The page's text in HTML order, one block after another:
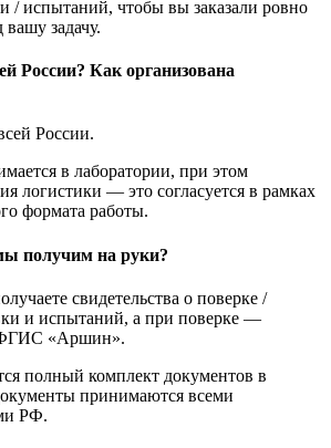
/ испытаний, чтобы вы заказали ровно
вашу задачу.
России? Как организована
России.
в лаборатории, при этом
логистики — это согласуется в рамках
формата работы.
получим на руки?
свидетельства о поверке /
и испытаний, а при поверке —
ФГИС «Аршин».
полный комплект документов в
принимаются всеми
РФ.